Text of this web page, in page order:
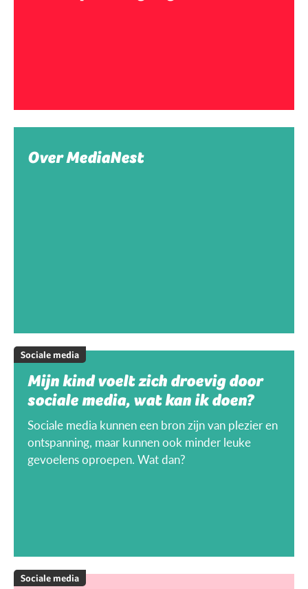
Over MediaNest
Sociale media
Mijn kind voelt zich droevig door
sociale media, wat kan ik doen?
Sociale media kunnen een bron zijn van plezier en
ontspanning, maar kunnen ook minder leuke
gevoelens oproepen. Wat dan?
Sociale media